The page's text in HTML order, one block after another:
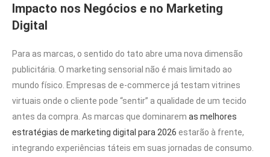
Impacto nos Negócios e no Marketing
Digital
Para as marcas, o sentido do tato abre uma nova dimensão
publicitária. O marketing sensorial não é mais limitado ao
mundo físico. Empresas de e-commerce já testam vitrines
virtuais onde o cliente pode “sentir” a qualidade de um tecido
antes da compra. As marcas que dominarem as melhores
estratégias de marketing digital para 2026 estarão à frente,
integrando experiências táteis em suas jornadas de consumo.